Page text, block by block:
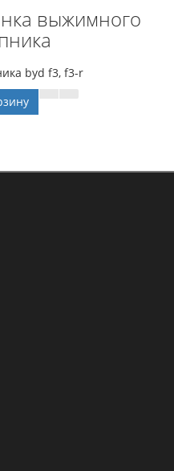
выжимного
byd f3, f3-r